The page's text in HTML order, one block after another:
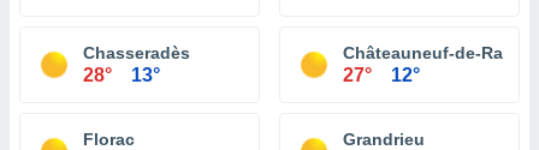
Chasseradès
28° 13°
Châteauneuf-de-
27° 12°
Florac Grandrieu